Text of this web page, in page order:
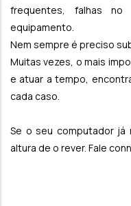
frequentes, falhas
equipamento.
Nem sempre é preciso
Muitas vezes, o mais
e atuar a tempo,
cada caso.
Se o seu computador já
altura de o rever. Fale